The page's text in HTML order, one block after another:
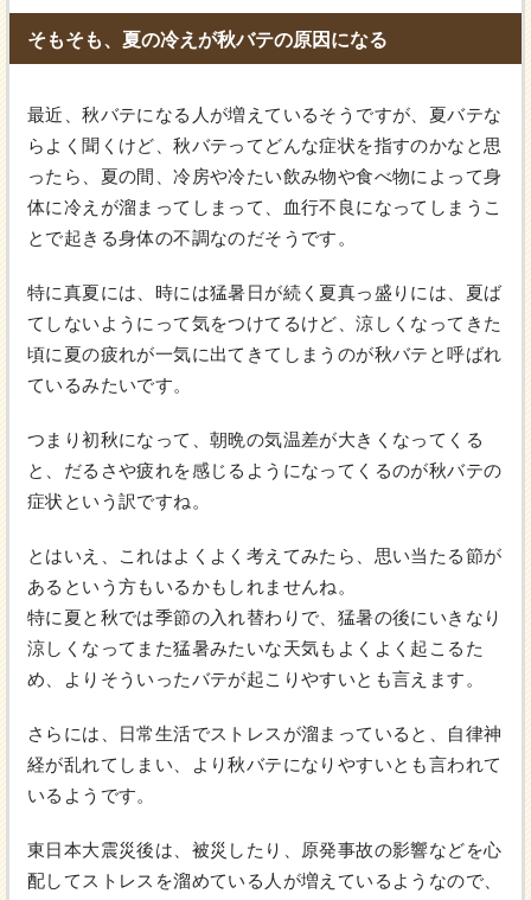
そもそも、夏の冷えが秋バテの原因になる
最近、秋バテになる人が増えているそうですが、夏バテな
らよく聞くけど、秋バテってどんな症状を指すのかなと思
ったら、夏の間、冷房や冷たい飲み物や食べ物によって身
体に冷えが溜まってしまって、血行不良になってしまうこ
とで起きる身体の不調なのだそうです。
特に真夏には、時には猛暑日が続く夏真っ盛りには、夏ば
てしないようにって気をつけてるけど、涼しくなってきた
頃に夏の疲れが一気に出てきてしまうのが秋バテと呼ばれ
ているみたいです。
つまり初秋になって、朝晩の気温差が大きくなってくる
と、だるさや疲れを感じるようになってくるのが秋バテの
症状という訳ですね。
とはいえ、これはよくよく考えてみたら、思い当たる節が
あるという方もいるかもしれませんね。
特に夏と秋では季節の入れ替わりで、猛暑の後にいきなり
涼しくなってまた猛暑みたいな天気もよくよく起こるた
め、よりそういったバテが起こりやすいとも言えます。
さらには、日常生活でストレスが溜まっていると、自律神
経が乱れてしまい、より秋バテになりやすいとも言われて
いるようです。
東日本大震災後は、被災したり、原発事故の影響などを心
配してストレスを溜めている人が増えているようなので、